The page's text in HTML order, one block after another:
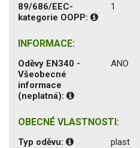
89/686/EEC-
kategorie OOPP:
1
INFORMACE:
Oděvy EN340 -
Všeobecné
informace
(neplatná):
ANO
OBECNÉ VLASTNOSTI:
Typ oděvu: plast